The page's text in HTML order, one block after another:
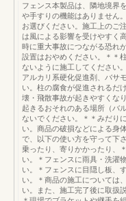
フェンス本製品は、隣地境界
や手すりの機能はありません
お選びください。施工上のご
は風による影響を受けやすく
時に重大事故につながる恐れ
設置はおやめください。＊＊
ないように施工してください
アルカリ系硬化促進剤、バサ
い。柱の腐食が促進されるだ
壊・飛散事故が起きやすくな
起きるおそれのある場所（バ
ないでください。＊＊みだり
い。商品の破損などによる身
で、以下の使い方を守って下
乗ったり、寄りかかったり、
い。＊フェンスに雨具・洗濯
い。＊フェンスに目隠し板、
い。＊商品の施工については
い。また、施工完了後に取扱